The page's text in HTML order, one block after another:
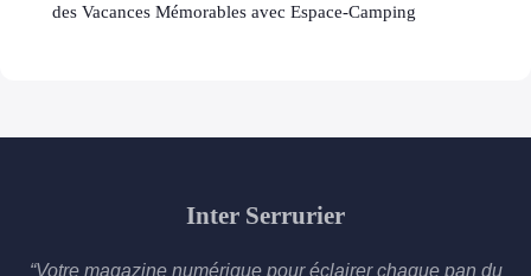
des Vacances Mémorables avec Espace-Camping
Inter Serrurier
“Votre magazine numérique pour éclairer chaque pan du